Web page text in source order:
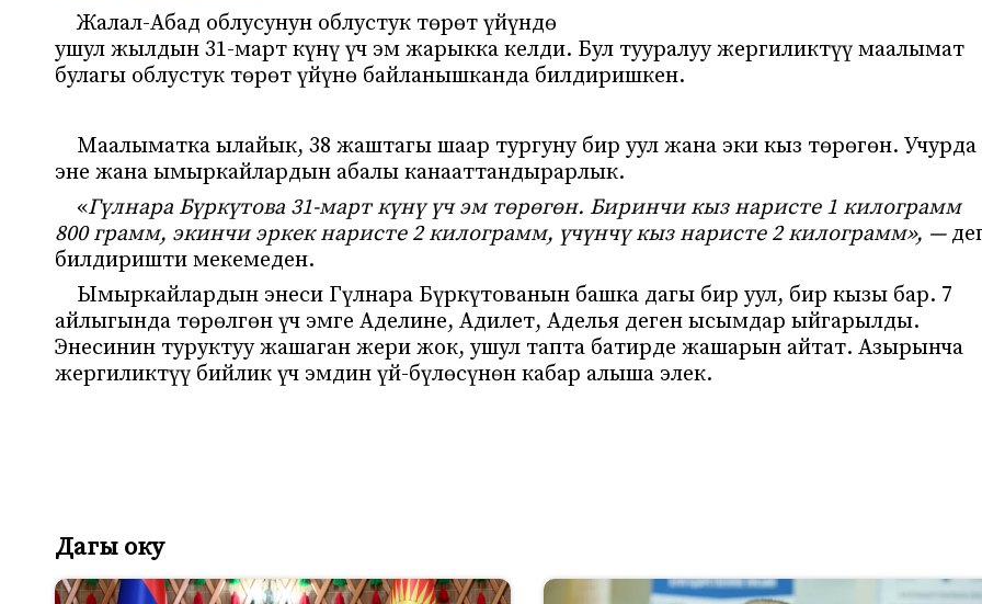
Жалал-Абад облусунун облустук төрөт үйүндө
ушул жылдын 31-март күнү үч эм жарыкка келди. Бул тууралуу жергиликтүү маалымат
булагы облустук төрөт үйүнө байланышканда билдиришкен.
Маалыматка ылайык, 38 жаштагы шаар тургуну бир уул жана эки кыз төрөгөн. Учурда
эне жана ымыркайлардын абалы канааттандырарлык.
«Гүлнара Бүркүтова 31-март күнү үч эм төрөгөн. Биринчи кыз наристе 1 килограмм
800 грамм, экинчи эркек наристе 2 килограмм, үчүнчү кыз наристе 2 килограмм», —
билдиришти мекемеден.
Ымыркайлардын энеси Гүлнара Бүркүтованын башка дагы бир уул, бир кызы бар. 7
айлыгында төрөлгөн үч эмге Аделине, Адилет, Аделья деген ысымдар ыйгарылды.
Энесинин туруктуу жашаган жери жок, ушул тапта батирде жашарын айтат. Азырынча
жергиликтүү бийлик үч эмдин үй-бүлөсүнөн кабар алыша элек.
Дагы оку